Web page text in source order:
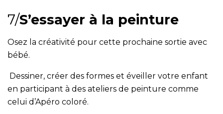
7/S’essayer à la peinture
Osez la créativité pour cette prochaine sortie avec
bébé.
Dessiner, créer des formes et éveiller votre enfant
en participant à des ateliers de peinture comme
celui d’Apéro coloré.